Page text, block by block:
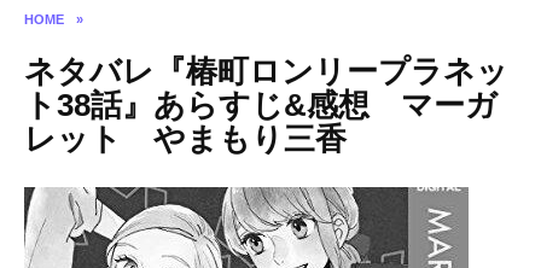
HOME »
ネタバレ『椿町ロンリープラネッ
ト38話』あらすじ&感想 マーガ
レット やまもり三香